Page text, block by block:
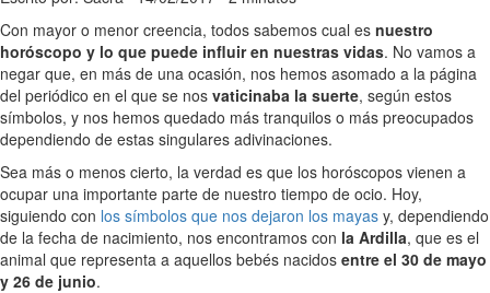
Con mayor o menor creencia, todos sabemos cual es nuestro
horóscopo y lo que puede influir en nuestras vidas. No vamos a
negar que, en más de una ocasión, nos hemos asomado a la página
del periódico en el que se nos vaticinaba la suerte, según estos
símbolos, y nos hemos quedado más tranquilos o más preocupados
dependiendo de estas singulares adivinaciones.
Sea más o menos cierto, la verdad es que los horóscopos vienen a
ocupar una importante parte de nuestro tiempo de ocio. Hoy,
siguiendo con los símbolos que nos dejaron los mayas y, dependiendo
de la fecha de nacimiento, nos encontramos con la Ardilla, que es el
animal que representa a aquellos bebés nacidos entre el 30 de mayo
y 26 de junio.